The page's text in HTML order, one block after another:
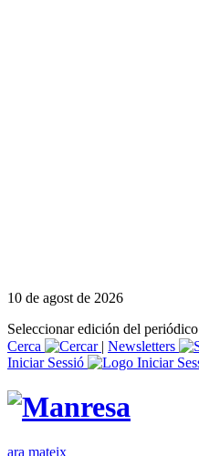
10 de agost de 2026
Seleccionar edición del periódico
Cerca
| Newsletters
Iniciar Sessió
ara mateix